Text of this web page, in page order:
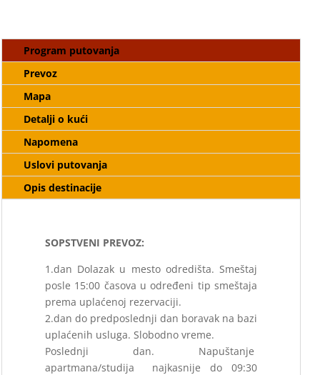
Program putovanja
Prevoz
Mapa
Detalji o kući
Napomena
Uslovi putovanja
Opis destinacije
SOPSTVENI PREVOZ:
1.dan Dolazak u mesto odredišta. Smeštaj
posle 15:00 časova u određeni tip smeštaja
prema uplaćenoj rezervaciji.
2.dan do predposlednji dan boravak na bazi
uplaćenih usluga. Slobodno vreme.
Poslednji dan. Napuštanje
apartmana/studija najkasnije do 09:30